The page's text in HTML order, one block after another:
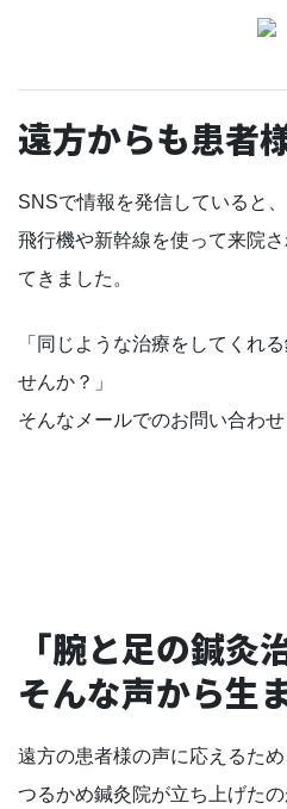
遠方からも患者
SNSで情報を発信していると、
飛行機や新幹線を使って来院
てきました。
「同じような治療をしてくれ
せんか？」
そんなメールでのお問い合わ
「腕と足の鍼灸
そんな声から生
遠方の患者様の声に応えるため
つるかめ鍼灸院が立ち上げた